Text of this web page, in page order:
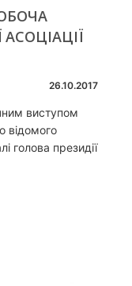
26.10.2017
виступом
відомого
голова президії